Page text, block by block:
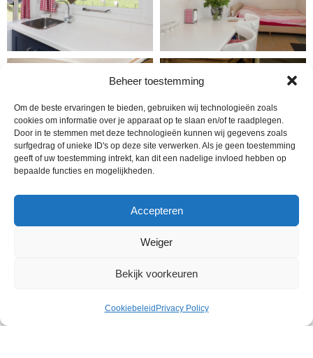
Beheer toestemming
Om de beste ervaringen te bieden, gebruiken wij technologieën zoals
cookies om informatie over je apparaat op te slaan en/of te raadplegen.
Door in te stemmen met deze technologieën kunnen wij gegevens zoals
surfgedrag of unieke ID's op deze site verwerken. Als je geen toestemming
geeft of uw toestemming intrekt, kan dit een nadelige invloed hebben op
bepaalde functies en mogelijkheden.
Accepteren
Weiger
Bekijk voorkeuren
Cookiebeleid Privacy Policy